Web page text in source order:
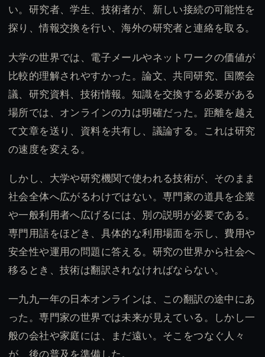
い。研究者、学生、技術者が、新しい接続の可能性を
探り、情報交換を行い、海外の研究者と連絡を取る。
大学の世界では、電子メールやネットワークの価値が
比較的理解されやすかった。論文、共同研究、国際会
議、研究資料、技術情報。知識を交換する必要がある
場所では、オンラインの力は明確だった。距離を越え
て文章を送り、資料を共有し、議論する。これは研究
の速度を変える。
しかし、大学や研究機関で使われる技術が、そのまま
社会全体へ広がるわけではない。専門家の道具を企業
や一般利用者へ広げるには、別の説明が必要である。
専門用語をほどき、具体的な利用場面を示し、費用や
安全性や運用の問題に答える。研究の世界から社会へ
移るとき、技術は翻訳されなければならない。
一九九一年の日本オンラインは、この翻訳の途中にあ
った。専門家の世界では未来が見えている。しかし一
般の会社や家庭には、まだ遠い。そこをつなぐ人々
が、後の普及を準備した。